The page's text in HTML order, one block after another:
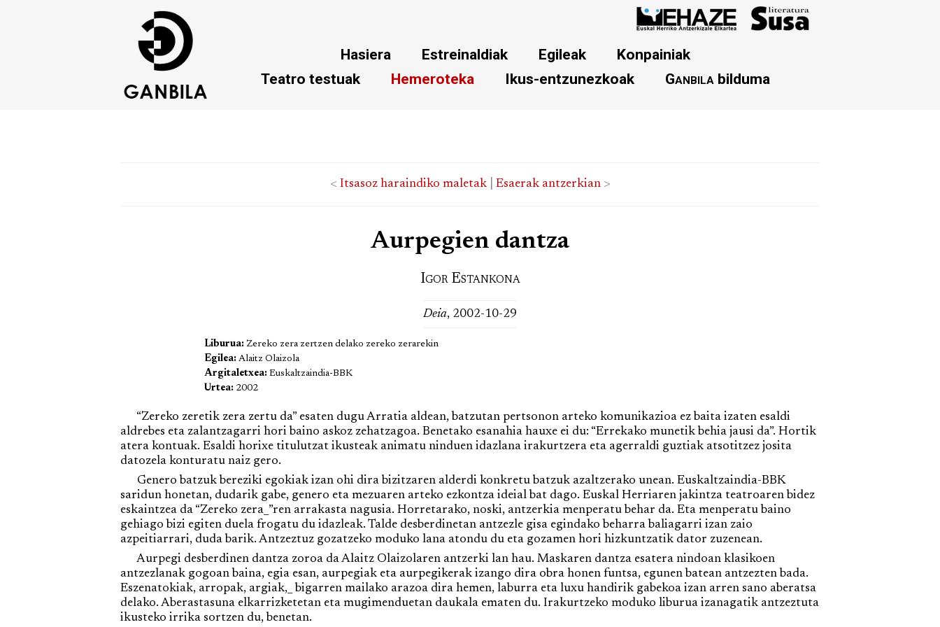
Hasiera Estreinaldiak Egileak
Konpainiak
Teatro testuak
Hemeroteka Ikus-entzunezkoak Ganbila bilduma
< Itsasoz haraindiko maletak| Esaerak antzerkian>
Aurpegien dantza
Igor Estankona
Deia, 2002-10-29
Liburua: Zereko zera zertzen delako zereko zerarekin
Egilea: Alaitz Olaizola
Argitaletxea: Euskaltzaindia-BBK
Urtea: 2002
“Zereko zeretik zera zertu da” esaten dugu Arratia aldean, batzutan pertsonon arteko komunikazioa ez baita izaten esaldi
aldrebes eta zalantzagarri hori baino askoz zehatzagoa. Benetako esanahia hauxe ei du: “Errekako munetik behia jausi da”. Hortik
atera kontuak. Esaldi horixe titulutzat ikusteak animatu ninduen idazlana irakurtzera eta agerraldi guztiak atsotitzez josita
datozela konturatu naiz gero.
Genero batzuk bereziki egokiak izan ohi dira bizitzaren alderdi konkretu batzuk azaltzerako unean. Euskaltzaindia-BBK
saridun honetan, dudarik gabe, genero eta mezuaren arteko ezkontza ideial bat dago. Euskal Herriaren jakintza teatroaren bidez
eskaintzea da “Zereko zera_”ren arrakasta nagusia. Horretarako, noski, antzerkia menperatu behar da. Eta menperatu baino
gehiago bizi egiten duela frogatu du idazleak. Talde desberdinetan antzezle gisa egindako beharra baliagarri izan zaio
azpeitiarrari, duda barik. Antzeztuz gozatzeko moduko lana atondu du eta gozamen hori hizkuntzatik dator zuzenean.
Aurpegi desberdinen dantza zoroa da Alaitz Olaizolaren antzerki lan hau. Maskaren dantza esatera nindoan klasikoen
antzezlanak gogoan baina, egia esan, aurpegiak eta aurpegikerak izango dira obra honen funtsa, egunen batean antzezten bada.
Eszenatokiak, arropak, argiak,_ bigarren mailako arazoa dira hemen, laburra eta luxu handirik gabekoa izan arren sano aberatsa
delako. Aberastasuna elkarrizketetan eta mugimenduetan daukala ematen du. Irakurtzeko moduko liburua izanagatik antzeztuta
ikusteko irrika sortzen du, benetan.